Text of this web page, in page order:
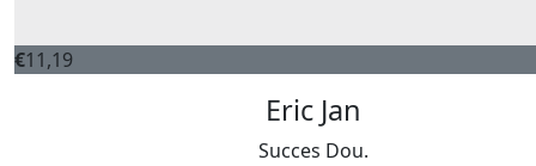
€11,19
Eric Jan
Succes Dou.